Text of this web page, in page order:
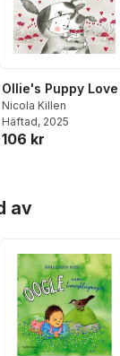
Ollie's Puppy Love
Nicola Killen
Häftad, 2025
106 kr
av